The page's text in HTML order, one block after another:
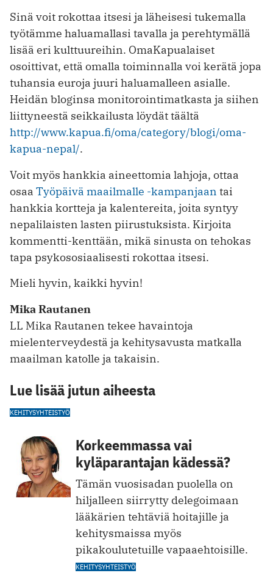
Sinä voit rokottaa itsesi ja läheisesi tukemalla
työtämme haluamallasi tavalla ja perehtymällä
lisää eri kulttuureihin. OmaKapualaiset
osoittivat, että omalla toiminnalla voi kerätä jopa
tuhansia euroja juuri haluamalleen asialle.
Heidän bloginsa monitorointimatkasta ja siihen
liittyneestä seikkailusta löydät täältä
http://www.kapua.fi/oma/category/blogi/oma-
kapua-nepal/.
Voit myös hankkia aineettomia lahjoja, ottaa
osaa Työpäivä maailmalle -kampanjaan tai
hankkia kortteja ja kalentereita, joita syntyy
nepalilaisten lasten piirustuksista. Kirjoita
kommentti-kenttään, mikä sinusta on tehokas
tapa psykososiaalisesti rokottaa itsesi.
Mieli hyvin, kaikki hyvin!
Mika Rautanen
LL Mika Rautanen tekee havaintoja
mielenterveydestä ja kehitysavusta matkalla
maailman katolle ja takaisin.
Lue lisää jutun aiheesta
KEHITYSYHTEISTYÖ
Korkeemmassa vai
kyläparantajan kädessä?
Tämän vuosisadan puolella on
hiljalleen siirrytty delegoimaan
lääkärien tehtäviä hoitajille ja
kehitysmaissa myös
pikakoulutetuille vapaaehtoisille.
KEHITYSYHTEISTYÖ